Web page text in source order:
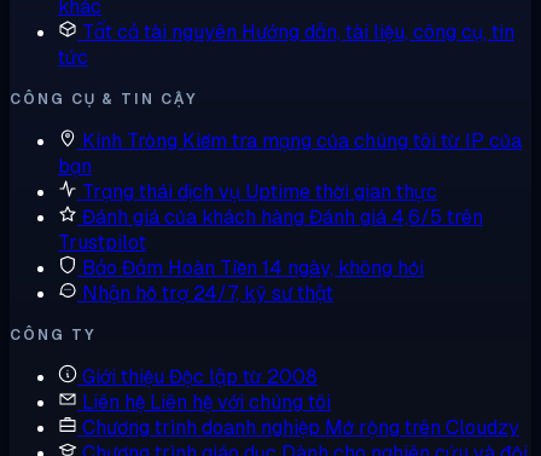
khác
Tất cả tài nguyên Hướng dẫn, tài liệu, công cụ, tin
tức
CÔNG CỤ & TIN CẬY
Kính Tròng Kiểm tra mạng của chúng tôi từ IP của
bạn
Trạng thái dịch vụ Uptime thời gian thực
Đánh giá của khách hàng Đánh giá 4,6/5 trên
Trustpilot
Bảo Đảm Hoàn Tiền 14 ngày, không hỏi
Nhận hỗ trợ 24/7, kỹ sư thật
CÔNG TY
Giới thiệu Độc lập từ 2008
Liên hệ Liên hệ với chúng tôi
Chương trình doanh nghiệp Mở rộng trên Cloudzy